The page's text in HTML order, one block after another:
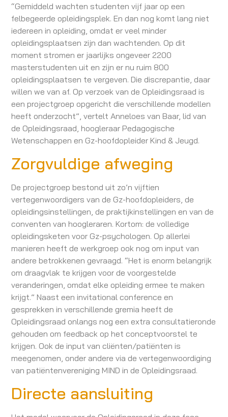
“Gemiddeld wachten studenten vijf jaar op een
felbegeerde opleidingsplek. En dan nog komt lang niet
iedereen in opleiding, omdat er veel minder
opleidingsplaatsen zijn dan wachtenden. Op dit
moment stromen er jaarlijks ongeveer 2200
masterstudenten uit en zijn er nu ruim 800
opleidingsplaatsen te vergeven. Die discrepantie, daar
willen we van af. Op verzoek van de Opleidingsraad is
een projectgroep opgericht die verschillende modellen
heeft onderzocht”, vertelt Anneloes van Baar, lid van
de Opleidingsraad, hoogleraar Pedagogische
Wetenschappen en Gz-hoofdopleider Kind & Jeugd.
Zorgvuldige afweging
De projectgroep bestond uit zo’n vijftien
vertegenwoordigers van de Gz-hoofdopleiders, de
opleidingsinstellingen, de praktijkinstellingen en van de
conventen van hoogleraren. Kortom: de volledige
opleidingsketen voor Gz-psychologen. Op allerlei
manieren heeft de werkgroep ook nog om input van
andere betrokkenen gevraagd. “Het is enorm belangrijk
om draagvlak te krijgen voor de voorgestelde
veranderingen, omdat elke opleiding ermee te maken
krijgt.” Naast een invitational conference en
gesprekken in verschillende gremia heeft de
Opleidingsraad onlangs nog een extra consultatieronde
gehouden om feedback op het conceptvoorstel te
krijgen. Ook de input van cliënten/patiënten is
meegenomen, onder andere via de vertegenwoordiging
van patiëntenvereniging MIND in de Opleidingsraad.
Directe aansluiting